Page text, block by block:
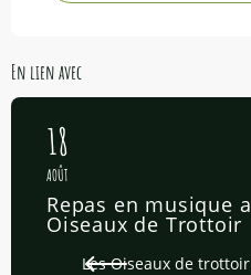
En lien avec
18
AOÛT
Repas en musique
Oiseaux de Trottoir
Les Oiseaux de